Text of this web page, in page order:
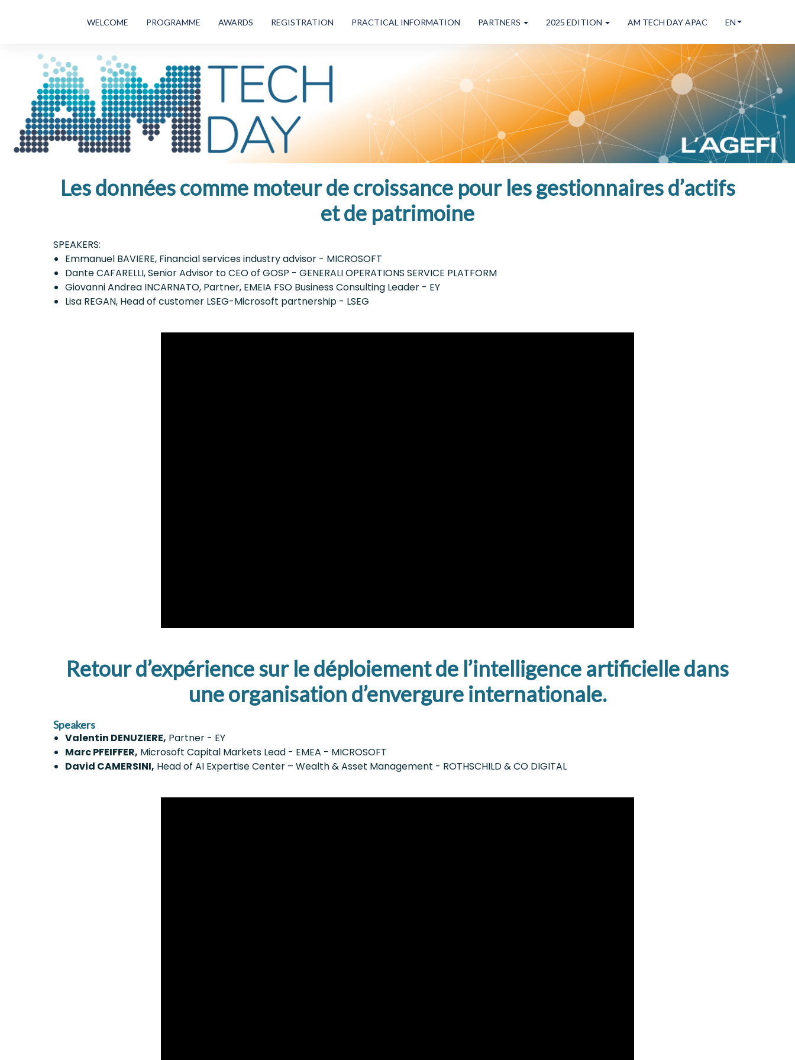
WELCOME PROGRAMME AWARDS REGISTRATION PRACTICAL INFORMATION PARTNERS 2025 EDITION AM TECH DAY APAC EN
Les données comme moteur de croissance pour les gestionnaires d’actifs
et de patrimoine
SPEAKERS:
Emmanuel BAVIERE, Financial services industry advisor - MICROSOFT
Dante CAFARELLI, Senior Advisor to CEO of GOSP - GENERALI OPERATIONS SERVICE PLATFORM
Giovanni Andrea INCARNATO, Partner, EMEIA FSO Business Consulting Leader - EY
Lisa REGAN, Head of customer LSEG-Microsoft partnership - LSEG
Retour d’expérience sur le déploiement de l’intelligence artificielle dans
une organisation d’envergure internationale.
Speakers
Valentin DENUZIERE, Partner - EY
Marc PFEIFFER, Microsoft Capital Markets Lead - EMEA - MICROSOFT
David CAMERSINI, Head of AI Expertise Center – Wealth & Asset Management - ROTHSCHILD & CO DIGITAL